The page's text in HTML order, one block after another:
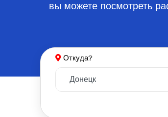
вы можете посмотреть
Откуда?